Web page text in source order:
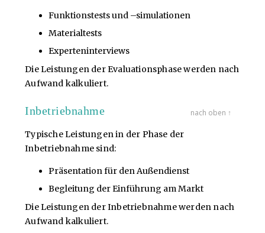
Funktionstests und –simulationen
Materialtests
Experteninterviews
Die Leistungen der Evaluationsphase werden nach
Aufwand kalkuliert.
Inbetriebnahme nach oben ↑
Typische Leistungen in der Phase der
Inbetriebnahme sind:
Präsentation für den Außendienst
Begleitung der Einführung am Markt
Die Leistungen der Inbetriebnahme werden nach
Aufwand kalkuliert.